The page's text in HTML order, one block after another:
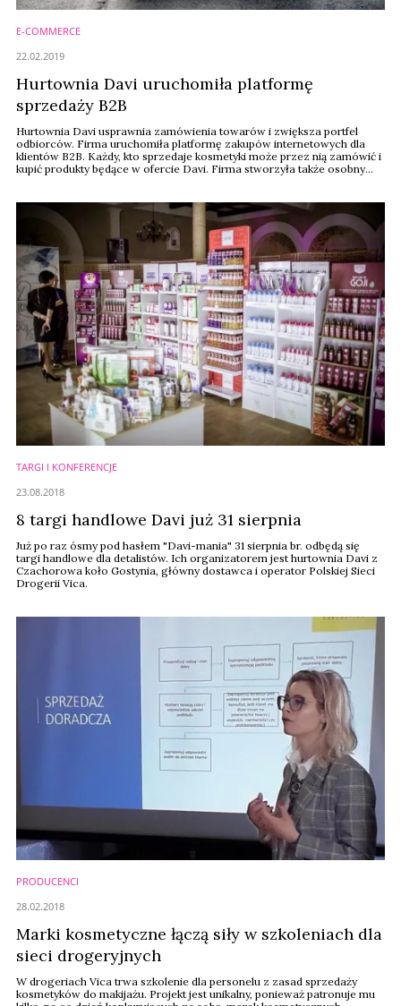
E-COMMERCE
Hurtownia Davi uruchomiła platformę
sprzedaży B2B
Hurtownia Davi usprawnia zamówienia towarów i zwiększa portfel
odbiorców. Firma uruchomiła platformę zakupów internetowych dla
klientów B2B. Każdy, kto sprzedaje kosmetyki może przez nią zamówić i
kupić produkty będące w ofercie Davi. Firma stworzyła także osobny
22.02.2019
TARGI I KONFERENCJE
8 targi handlowe Davi już 31 sierpnia
Już po raz ósmy pod hasłem "Davi-mania" 31 sierpnia br. odbędą się
targi handlowe dla detalistów. Ich organizatorem jest hurtownia Davi z
Czachorowa koło Gostynia, główny dostawca i operator Polskiej Sieci
Drogerii Vica.
23.08.2018
PRODUCENCI
Marki kosmetyczne łączą siły w szkoleniach dla
sieci drogeryjnych
W drogeriach Vica trwa szkolenie dla personelu z zasad sprzedaży
kosmetyków do makijażu. Projekt jest unikalny, ponieważ patronuje mu
28.02.2018